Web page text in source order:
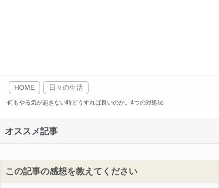
HOME 日々の生活
何もやる気が起きない時どうすれば良いのか。4つの対処法
オススメ記事
この記事の感想を教えてください